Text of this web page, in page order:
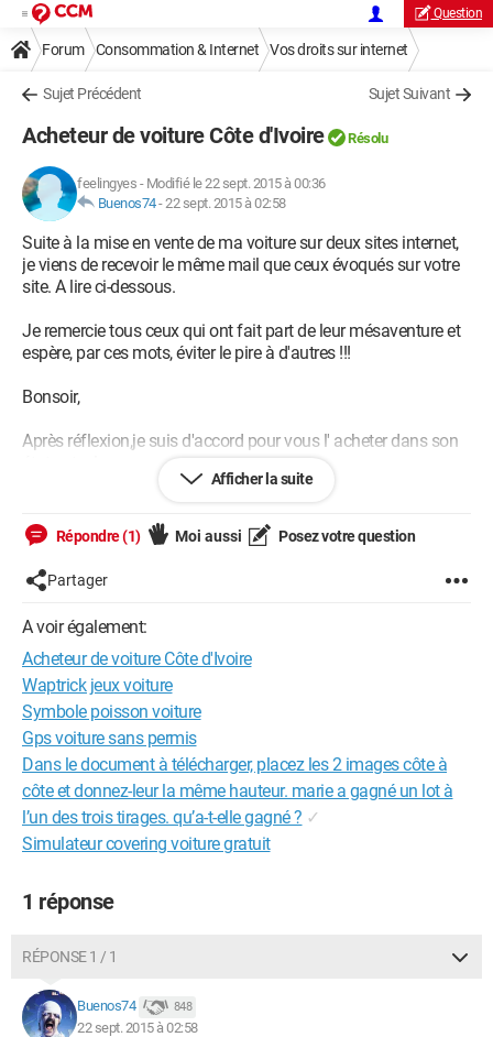
Question
Forum Consommation & Internet Vos droits sur internet
Sujet Précédent Sujet Suivant
Acheteur de voiture Côte d'Ivoire Résolu
feelingyes - Modifié le 22 sept. 2015 à 00:36
Buenos74-22 sept. 2015 à 02:58
Suite à la mise en vente de ma voiture sur deux sites internet,
je viens de recevoir le même mail que ceux évoqués sur votre
site. A lire ci-dessous.
Je remercie tous ceux qui ont fait part de leur mésaventure et
espère, par ces mots, éviter le pire à d'autres !!!
Bonsoir,
Après réflexion,je suis d'accord pour vous l' acheter dans son
Je vous informe que je suis de PARIS dans le (75) cependant
déplacement (hors France) je souhaiterai donc procéder la
vente par une
réservation du bien vu que j'aurai peu de temps à mon retour
pour m'en
occuper à cause du boulot.
Dans ce cas je compte vous envoyer la totalité des fonds
dans un premier
temps par un paiement via les services de la poste et une fois
vous
auriez l'argent nous fixerons une date afin de convenir d'un
RDV à votre
domicile pour la récupération. Donc si vous êtes d'accord sur
ce
principe veuillez m'indiquer les informations suivantes afin
que je
-Prénoms:
-Adresse:
-N° de tel fixe et mobile:
-Prix ferme:
Afficher la suite
Répondre (1) Moi aussi Posez votre question
Partager
A voir également:
Acheteur de voiture Côte d'Ivoire
Waptrick jeux voiture
Symbole poisson voiture
Gps voiture sans permis
Dans le document à télécharger, placez les 2 images côte à
côte et donnez-leur la même hauteur. marie a gagné un lot à
l’un des trois tirages. qu’a-t-elle gagné ? ✓
Simulateur covering voiture gratuit
1 réponse
RÉPONSE 1 / 1
Buenos74 848
22 sept. 2015 à 02:58